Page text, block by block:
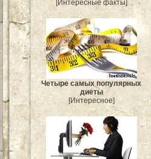
[Интересные факты]
Четыре самых популярных
диеты
[Интересное]